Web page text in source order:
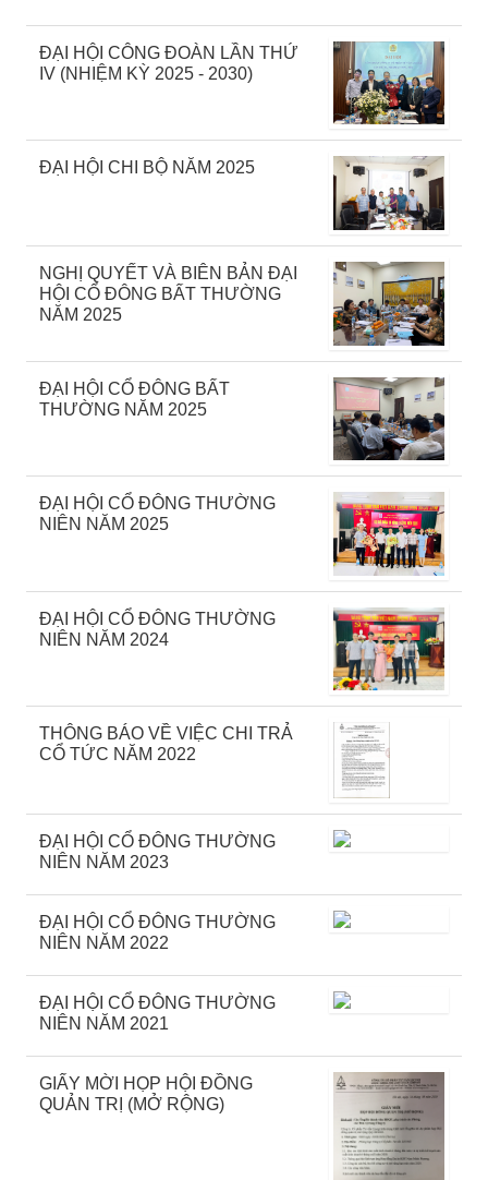
ĐẠI HỘI CÔNG ĐOÀN LẦN THỨ
IV (NHIỆM KỲ 2025 - 2030)
ĐẠI HỘI CHI BỘ NĂM 2025
NGHỊ QUYẾT VÀ BIÊN BẢN ĐẠI
HỘI CỔ ĐÔNG BẤT THƯỜNG
NĂM 2025
ĐẠI HỘI CỔ ĐÔNG BẤT
THƯỜNG NĂM 2025
ĐẠI HỘI CỔ ĐÔNG THƯỜNG
NIÊN NĂM 2025
ĐẠI HỘI CỔ ĐÔNG THƯỜNG
NIÊN NĂM 2024
THÔNG BÁO VỀ VIỆC CHI TRẢ
CỔ TỨC NĂM 2022
ĐẠI HỘI CỔ ĐÔNG THƯỜNG
NIÊN NĂM 2023
ĐẠI HỘI CỔ ĐÔNG THƯỜNG
NIÊN NĂM 2022
ĐẠI HỘI CỔ ĐÔNG THƯỜNG
NIÊN NĂM 2021
GIẤY MỜI HỌP HỘI ĐỒNG
QUẢN TRỊ (MỞ RỘNG)